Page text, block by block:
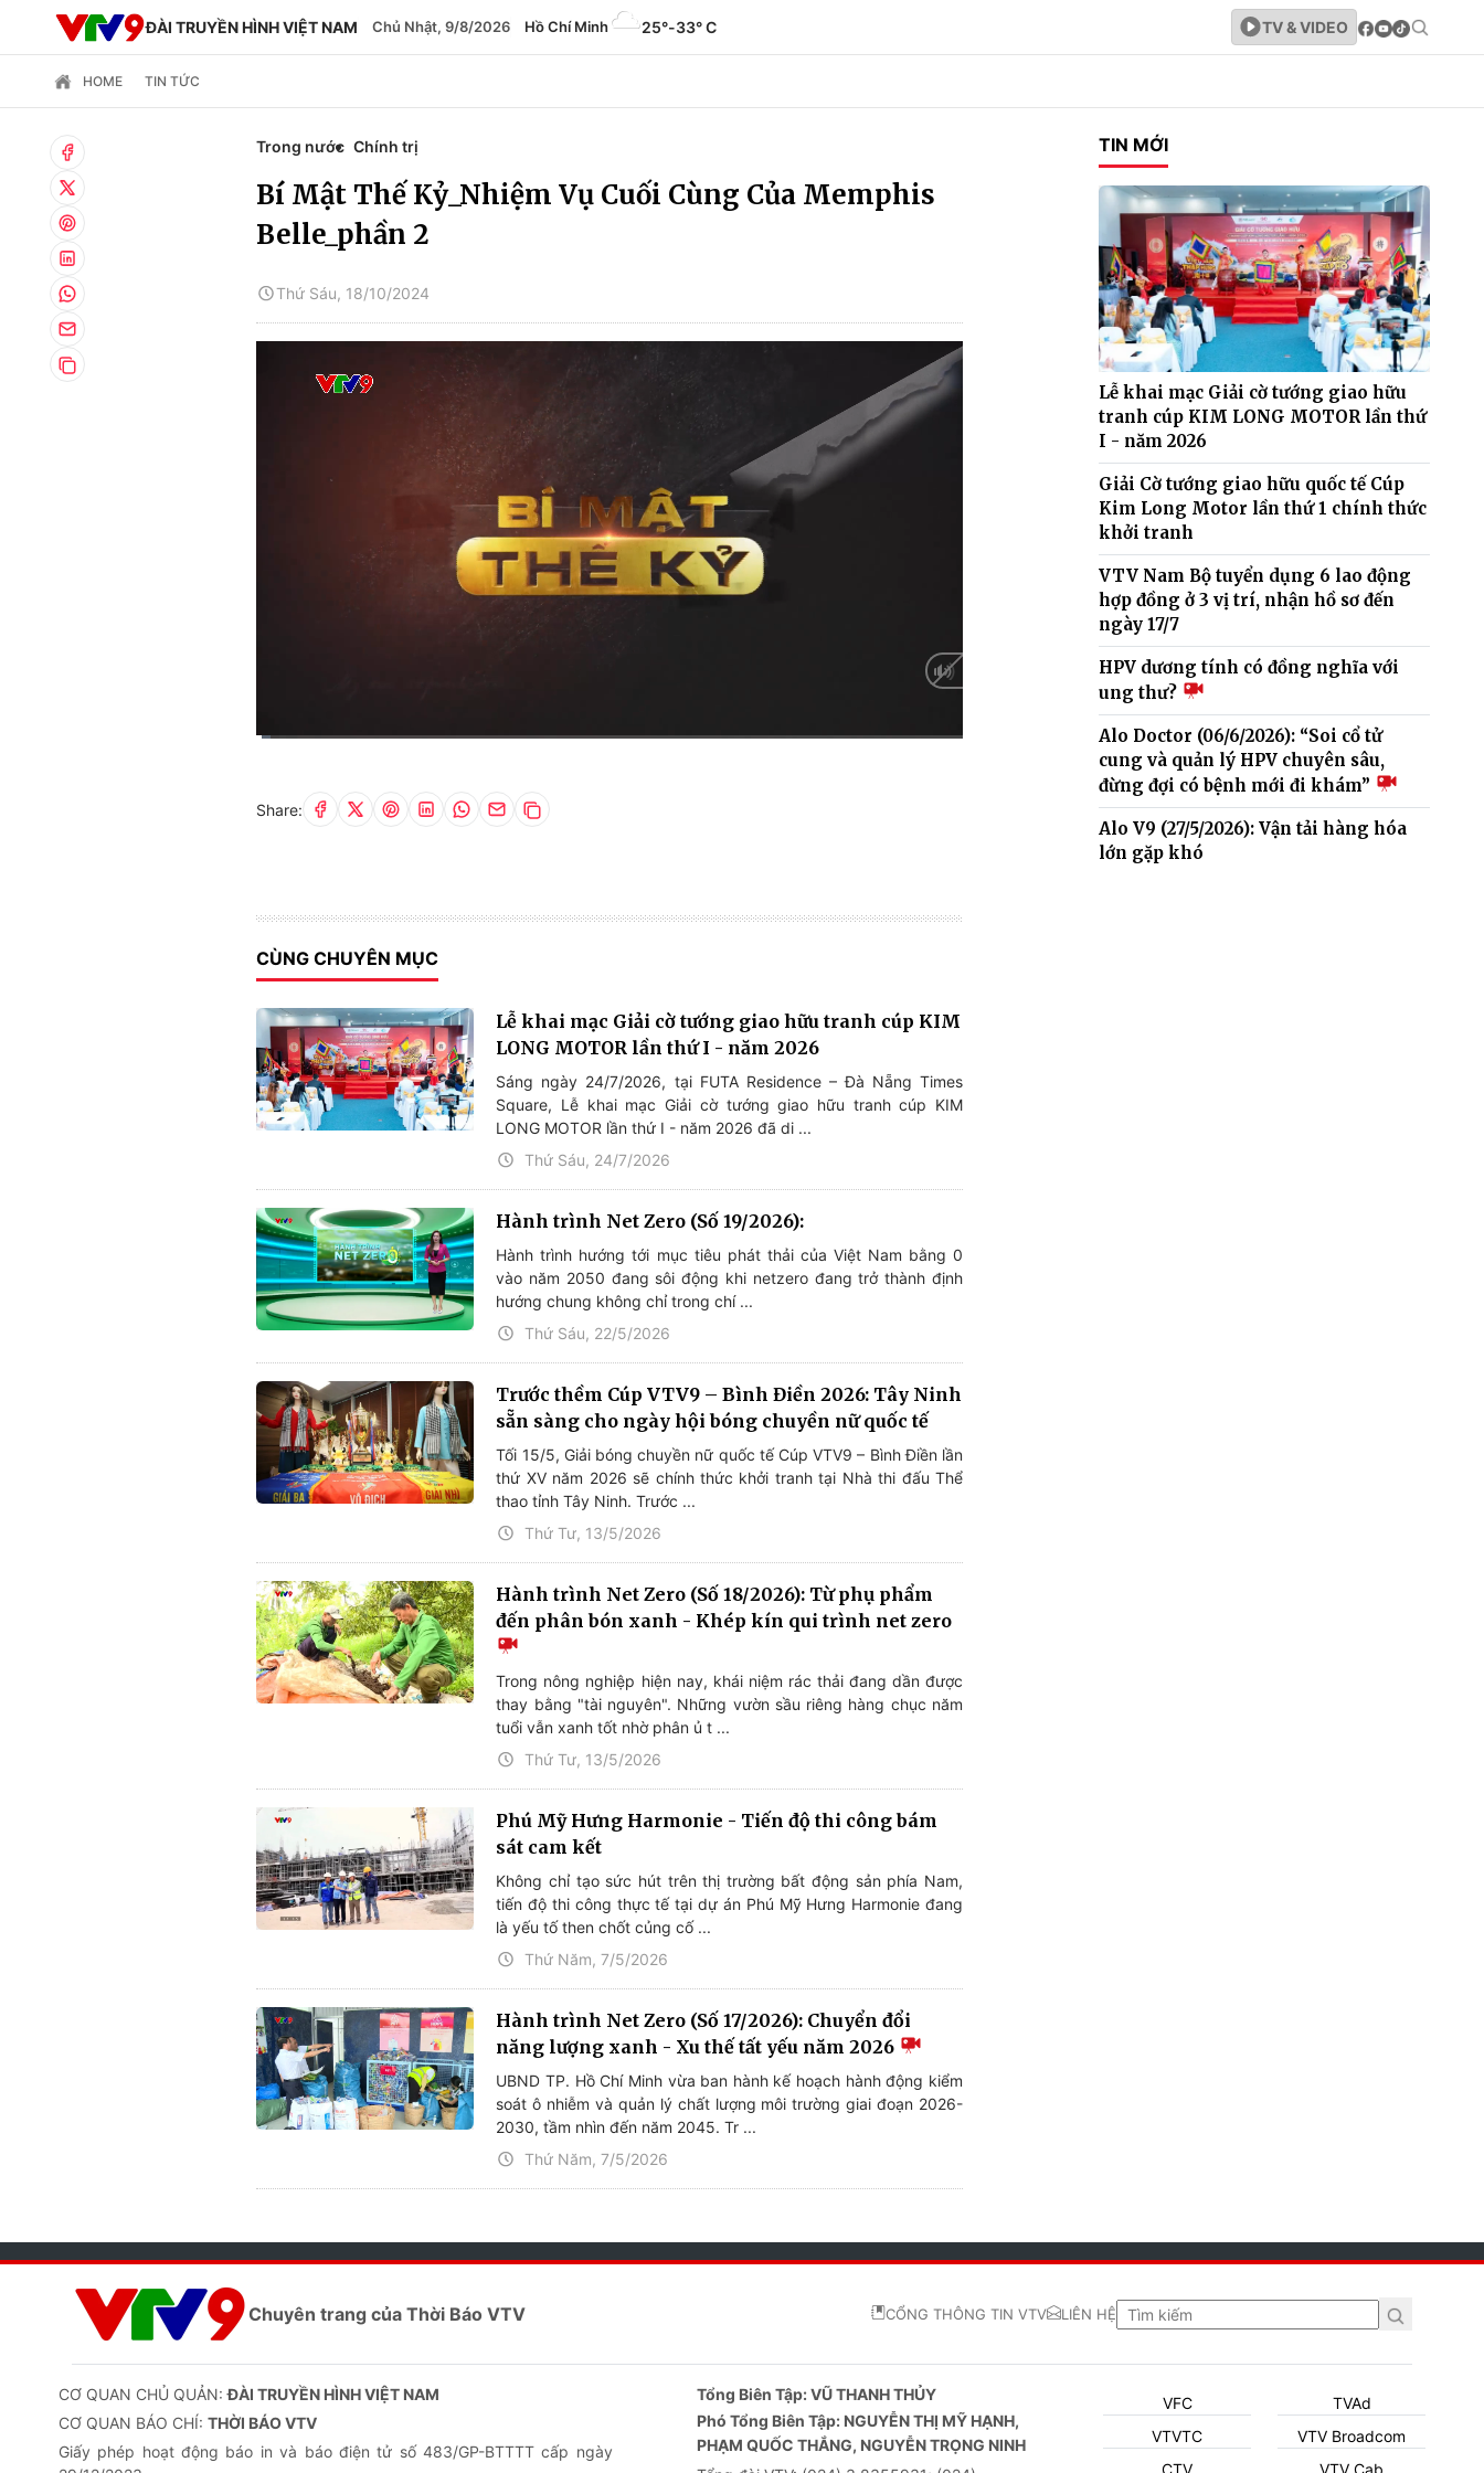
ĐÀI TRUYỀN HÌNH VIỆT NAM Chủ Nhật, 9/8/2026 Hồ Chí Minh 25°-33° C TV & VIDEO
HOME TIN TỨC
Trong nước Chính trị
Bí Mật Thế Kỷ_Nhiệm Vụ Cuối Cùng Của Memphis
Belle_phần 2
Thứ Sáu, 18/10/2024
Share:
CÙNG CHUYÊN MỤC
Lễ khai mạc Giải cờ tướng giao hữu tranh cúp KIM
LONG MOTOR lần thứ I - năm 2026
Sáng ngày 24/7/2026, tại FUTA Residence – Đà Nẵng Times
Square, Lễ khai mạc Giải cờ tướng giao hữu tranh cúp KIM
LONG MOTOR lần thứ I - năm 2026 đã di ...
Thứ Sáu, 24/7/2026
Hành trình Net Zero (Số 19/2026):
Hành trình hướng tới mục tiêu phát thải của Việt Nam bằng 0
vào năm 2050 đang sôi động khi netzero đang trở thành định
hướng chung không chỉ trong chí ...
Thứ Sáu, 22/5/2026
Trước thềm Cúp VTV9 – Bình Điền 2026: Tây Ninh
sẵn sàng cho ngày hội bóng chuyền nữ quốc tế
Tối 15/5, Giải bóng chuyền nữ quốc tế Cúp VTV9 – Bình Điền lần
thứ XV năm 2026 sẽ chính thức khởi tranh tại Nhà thi đấu Thể
thao tỉnh Tây Ninh. Trước ...
Thứ Tư, 13/5/2026
Hành trình Net Zero (Số 18/2026): Từ phụ phẩm
đến phân bón xanh - Khép kín qui trình net zero
Trong nông nghiệp hiện nay, khái niệm rác thải đang dần được
thay bằng "tài nguyên". Những vườn sầu riêng hàng chục năm
tuổi vẫn xanh tốt nhờ phân ủ t ...
Thứ Tư, 13/5/2026
Phú Mỹ Hưng Harmonie - Tiến độ thi công bám
sát cam kết
Không chỉ tạo sức hút trên thị trường bất động sản phía Nam,
tiến độ thi công thực tế tại dự án Phú Mỹ Hưng Harmonie đang
là yếu tố then chốt củng cố ...
Thứ Năm, 7/5/2026
Hành trình Net Zero (Số 17/2026): Chuyển đổi
năng lượng xanh - Xu thế tất yếu năm 2026
UBND TP. Hồ Chí Minh vừa ban hành kế hoạch hành động kiểm
soát ô nhiễm và quản lý chất lượng môi trường giai đoạn 2026-
2030, tầm nhìn đến năm 2045. Tr ...
Thứ Năm, 7/5/2026
TIN MỚI
Lễ khai mạc Giải cờ tướng giao hữu
tranh cúp KIM LONG MOTOR lần thứ
I - năm 2026
Giải Cờ tướng giao hữu quốc tế Cúp
Kim Long Motor lần thứ 1 chính thức
khởi tranh
VTV Nam Bộ tuyển dụng 6 lao động
hợp đồng ở 3 vị trí, nhận hồ sơ đến
ngày 17/7
HPV dương tính có đồng nghĩa với
ung thư?
Alo Doctor (06/6/2026): “Soi cổ tử
cung và quản lý HPV chuyên sâu,
đừng đợi có bệnh mới đi khám”
Alo V9 (27/5/2026): Vận tải hàng hóa
lớn gặp khó
Chuyên trang của Thời Báo VTV CỔNG THÔNG TIN VTV LIÊN HỆ
CƠ QUAN CHỦ QUẢN:ĐÀI TRUYỀN HÌNH VIỆT NAM
CƠ QUAN BÁO CHÍ: THỜI BÁO VTV
Giấy phép hoạt động báo in và báo điện tử số 483/GP-BTTTT cấp ngày
Tổng Biên Tập:VŨ THANH THỦY
Phó Tổng Biên Tập: NGUYỄN THỊ MỸ HẠNH,
PHẠM QUỐC THẮNG, NGUYỄN TRỌNG NINH
VFC
VTVTC
CTV
TVAd
VTV Broadcom
VTV Cab